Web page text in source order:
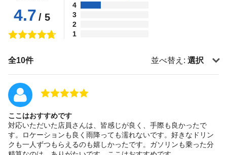
4.7 / 5
4
3
2
1
全10件 並べ替え: 選択
ここはおすすめです
対応いただいた店員さんは、皆感じが良く、手際も良かったで
す。ロケーションも良く雨降っても濡れないです。好きなドリン
クも一人ずつもらえるのも嬉しかったです。ガソリンも乗った分